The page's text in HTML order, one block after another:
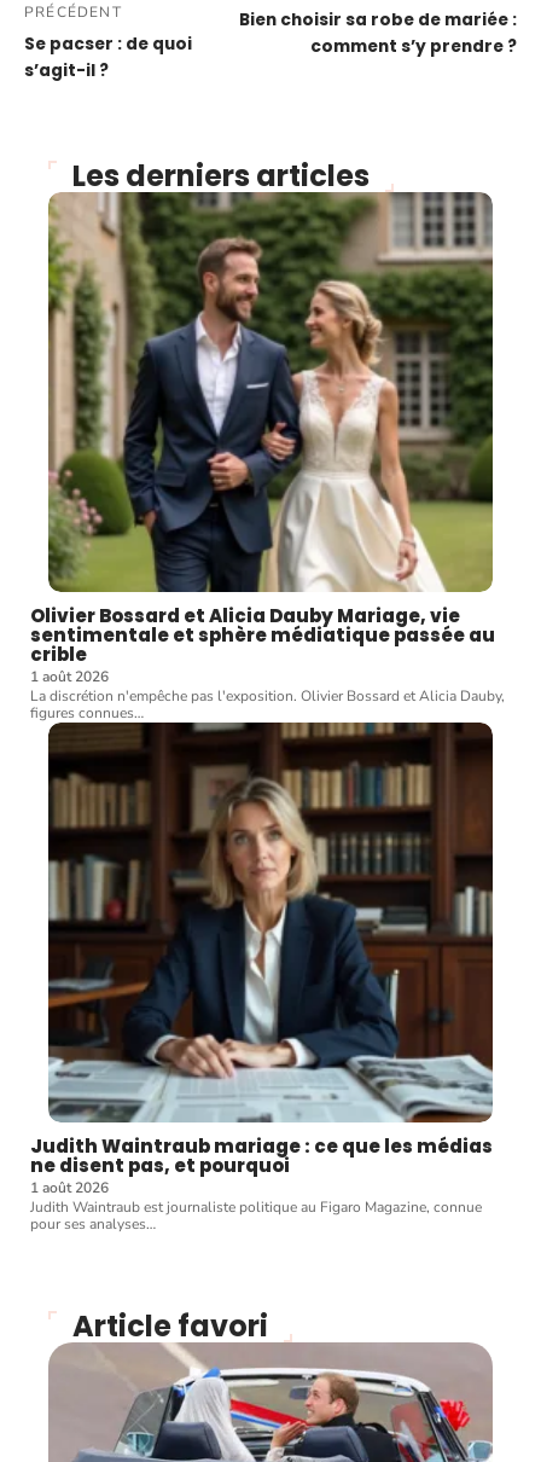
PRÉCÉDENT
Se pacser : de quoi
s’agit-il ?
Bien choisir sa robe de mariée :
comment s’y prendre ?
Les derniers articles
Olivier Bossard et Alicia Dauby Mariage, vie
sentimentale et sphère médiatique passée au
crible
1 août 2026
La discrétion n'empêche pas l'exposition. Olivier Bossard et Alicia Dauby,
figures connues…
Judith Waintraub mariage : ce que les médias
ne disent pas, et pourquoi
1 août 2026
Judith Waintraub est journaliste politique au Figaro Magazine, connue
pour ses analyses…
Article favori